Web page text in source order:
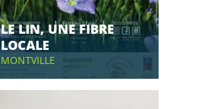
LE LIN, UNE FIBRE
LOCALE
MONTVILLE